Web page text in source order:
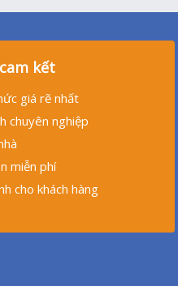
kết
giá rẽ nhất
chuyên nghiệp
miễn phí
cho khách hàng